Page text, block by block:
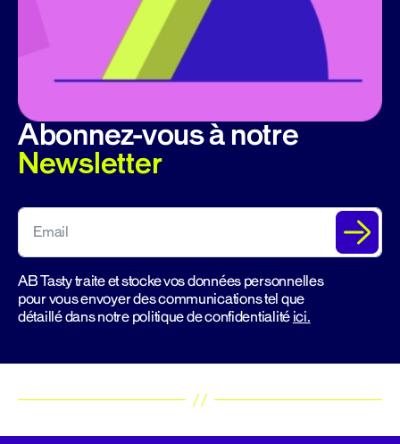
Abonnez-vous à notre
Newsletter
AB Tasty traite et stocke vos données personnelles
pour vous envoyer des communications tel que
détaillé dans notre politique de confidentialitéici.